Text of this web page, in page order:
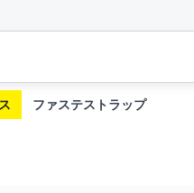
ファステストラップ